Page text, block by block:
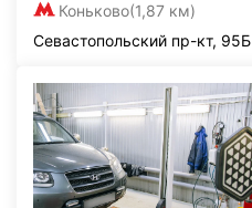
Коньково(1,87 км)
Севастопольский пр-кт, 95Б